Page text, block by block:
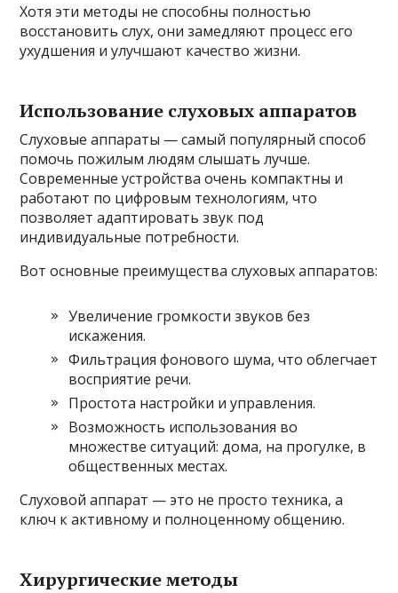
Хотя эти методы не способны полностью
восстановить слух, они замедляют процесс его
ухудшения и улучшают качество жизни.
Использование слуховых аппаратов
Слуховые аппараты — самый популярный способ
помочь пожилым людям слышать лучше.
Современные устройства очень компактны и
работают по цифровым технологиям, что
позволяет адаптировать звук под
индивидуальные потребности.
Вот основные преимущества слуховых аппаратов:
Увеличение громкости звуков без
искажения.
Фильтрация фонового шума, что облегчает
восприятие речи.
Простота настройки и управления.
Возможность использования во
множестве ситуаций: дома, на прогулке, в
общественных местах.
Слуховой аппарат — это не просто техника, а
ключ к активному и полноценному общению.
Хирургические методы